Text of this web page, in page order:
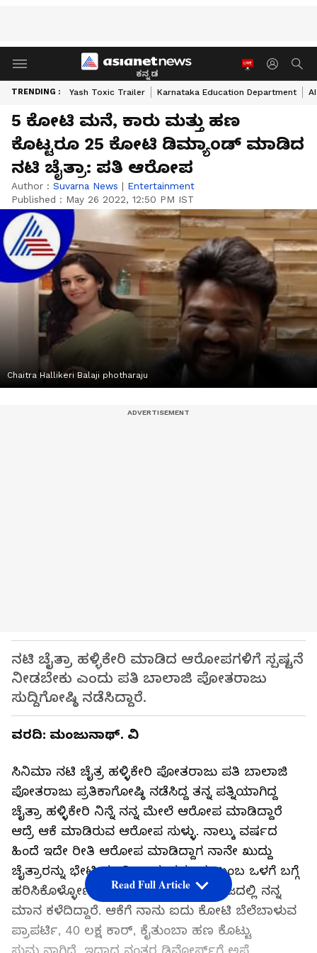
ಕನ್ನಡ
TRENDING : Yash Toxic Trailer Karnataka Education Department
5 ಕೋಟಿ ಮನೆ, ಕಾರು ಮತ್ತು ಹಣ
ಕೊಟ್ಟರೂ 25 ಕೋಟಿ ಡಿಮ್ಯಾಂಡ್‌ ಮಾಡಿದ
ನಟಿ ಚೈತ್ರಾ: ಪತಿ ಆರೋಪ
Author : Suvarna News | Entertainment
Published : May 26 2022, 12:50 PM IST
Chaitra Hallikeri Balaji photharaju
ನಟಿ ಚೈತ್ರಾ ಹಳ್ಳಿಕೇರಿ ಮಾಡಿದ ಆರೋಪಗಳಿಗೆ ಸ್ಪಷ್ಟನೆ
ನೀಡಬೇಕು ಎಂದು ಪತಿ ಬಾಲಾಜಿ ಪೋತರಾಜು
ಸುದ್ದಿಗೋಷ್ಠಿ ನಡೆಸಿದ್ದಾರೆ.
ವರದಿ: ಮಂಜುನಾಥ್. ವಿ
ಸಿನಿಮಾ ನಟಿ ಚೈತ್ರ ಹಳ್ಳಿಕೇರಿ ಪೋತರಾಜು ಪತಿ ಬಾಲಾಜಿ
ಪೋತರಾಜು ಪ್ರತಿಕಾಗೋಷ್ಠಿ ನಡೆಸಿದ್ದ ತನ್ನ ಪತ್ನಿಯಾಗಿದ್ದ
ಚೈತ್ರಾ ಹಳ್ಳಿಕೇರಿ ನಿನ್ನೆ ನನ್ನ ಮೇಲೆ ಆರೋಪ ಮಾಡಿದ್ದಾರೆ
ಆದ್ರೆ ಆಕೆ ಮಾಡಿರುವ ಆರೋಪ ಸುಳ್ಳು. ನಾಲ್ಕು ವರ್ಷದ
ಹಿಂದೆ ಇದೇ ರೀತಿ ಆರೋಪ ಮಾಡಿದ್ದಾಗ ನಾನೇ ಖುದ್ದು
ಚೈತ್ರಾರನ್ನು ಭೇಟಿ ಮಾಡಿ ನಾವು ನಮ್ಮ ಕುಟುಂಬ ಒಳಗೆ ಬಗ್ಗೆ
ಹರಿಸಿಕೊಳ್ಳೋಣ ಎಂದಿದ್ದೆ ಆದರೆ ಆಕೆ ಸಮಾಜದಲ್ಲಿ ನನ್ನ
ಮಾನ ಕಳೆದಿದ್ದಾರೆ. ಆಕೆಗೆ ನಾನು ಐದು ಕೋಟಿ ಬೆಲೆಬಾಳುವ
ಪ್ರಾಪರ್ಟಿ, 40 ಲಕ್ಷ ಕಾರ್, ಕೈತುಂಬಾ ಹಣ ಕೊಟ್ಟು
Read Full Article